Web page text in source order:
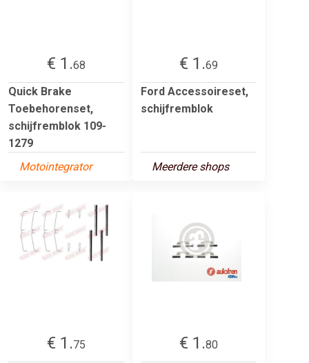
€ 1.68
Quick Brake
Toebehorenset,
schijfremblok 109-
1279
Motointegrator
€ 1.69
Ford Accessoireset,
schijfremblok
Meerdere shops
€ 1.75
€ 1.80